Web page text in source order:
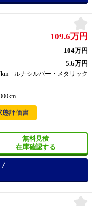
109.6万円
104万円
5.6万円
ルナシルバー・メタリック
態評価書
無料見積
在庫確認する